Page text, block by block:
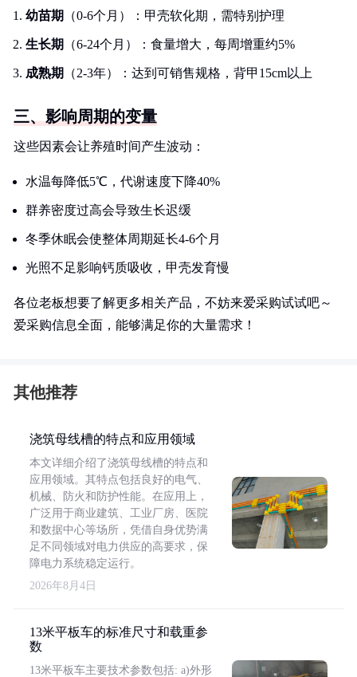
幼苗期 （0-6个月）：甲壳软化期，需特别护理
生长期 （6-24个月）：食量增大，每周增重约5%
成熟期 （2-3年）：达到可销售规格，背甲15cm以上
三、影响周期的变量
这些因素会让养殖时间产生波动：
水温每降低5℃，代谢速度下降40%
群养密度过高会导致生长迟缓
冬季休眠会使整体周期延长4-6个月
光照不足影响钙质吸收，甲壳发育慢
各位老板想要了解更多相关产品，不妨来爱采购试试吧～
爱采购信息全面，能够满足你的大量需求！
其他推荐
浇筑母线槽的特点和应用领域
本文详细介绍了浇筑母线槽的特点和
应用领域。其特点包括良好的电气、
机械、防火和防护性能。在应用上，
广泛用于商业建筑、工业厂房、医院
和数据中心等场所，凭借自身优势满
足不同领域对电力供应的高要求，保
障电力系统稳定运行。
2026年8月4日
13米平板车的标准尺寸和载重参
数
13米平板车主要技术参数包括: a)外形